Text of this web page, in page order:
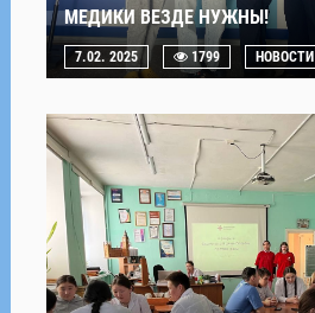
МЕДИКИ ВЕЗДЕ НУЖНЫ!
7.02. 2025 1799 НОВОСТИ